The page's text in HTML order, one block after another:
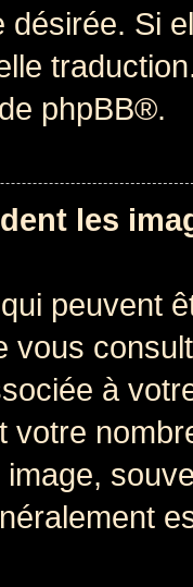
désirée. Si
phpBB®.
les
peuvent
vous
à
votre